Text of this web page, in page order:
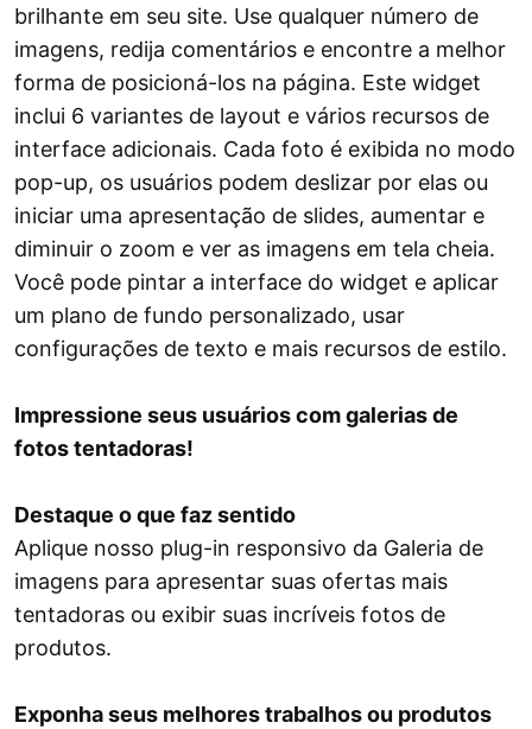
brilhante em seu site. Use qualquer número de
imagens, redija comentários e encontre a melhor
forma de posicioná-los na página. Este widget
inclui 6 variantes de layout e vários recursos de
interface adicionais. Cada foto é exibida no modo
pop-up, os usuários podem deslizar por elas ou
iniciar uma apresentação de slides, aumentar e
diminuir o zoom e ver as imagens em tela cheia.
Você pode pintar a interface do widget e aplicar
um plano de fundo personalizado, usar
configurações de texto e mais recursos de estilo.
Impressione seus usuários com galerias de
fotos tentadoras!
Destaque o que faz sentido
Aplique nosso plug-in responsivo da Galeria de
imagens para apresentar suas ofertas mais
tentadoras ou exibir suas incríveis fotos de
produtos.
Exponha seus melhores trabalhos ou produtos